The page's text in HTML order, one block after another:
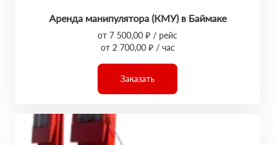
Аренда манипулятора (КМУ) в Баймаке
от 7 500,00 ₽ / рейс
от 2 700,00 ₽ / час
Заказать